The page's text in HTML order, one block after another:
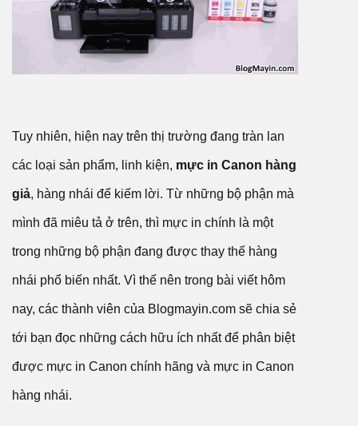
Tuy nhiên, hiện nay trên thị trường đang tràn lan
các loại sản phẩm, linh kiện, mực in Canon hàng
giả, hàng nhái để kiếm lời. Từ những bộ phận mà
mình đã miêu tả ở trên, thì mực in chính là một
trong những bộ phận đang được thay thế hàng
nhái phổ biến nhất. Vì thế nên trong bài viết hôm
nay, các thành viên của Blogmayin.com sẽ chia sẻ
tới bạn đọc những cách hữu ích nhất để phân biệt
được mực in Canon chính hãng và mực in Canon
hàng nhái.